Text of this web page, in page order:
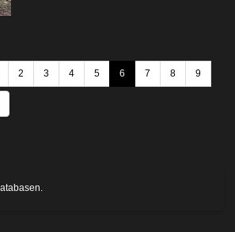
2 3 4 5 6 7 8 9